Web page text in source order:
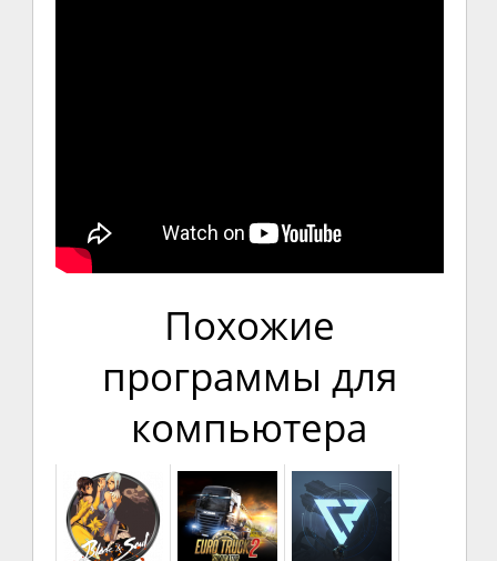
Похожие
программы для
компьютера